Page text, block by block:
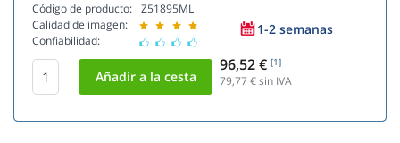
Código de producto:
Calidad de imagen:
Confiabilidad:
Z51895ML
1-2 semanas
96,52 € [1]
79,77 € sin IVA